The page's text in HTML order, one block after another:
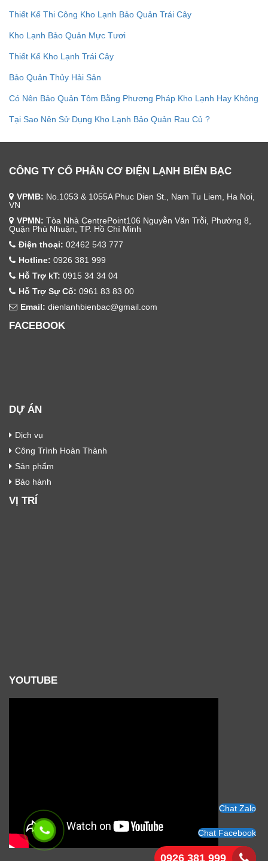
Thiết Kế Thi Công Kho Lạnh Bảo Quản Trái Cây
Kho Lạnh Bảo Quản Mực Tươi
Thiết Kế Kho Lạnh Trái Cây
Bảo Quản Thủy Hải Sản
Có Nên Bảo Quản Tôm Bằng Phương Pháp Kho Lạnh Hay Không
Tại Sao Nên Sử Dụng Kho Lạnh Bảo Quản Rau Củ ?
CÔNG TY CỔ PHẦN CƠ ĐIỆN LẠNH BIỂN BẠC
VPMB: No.1053 & 1055A Phuc Dien St., Nam Tu Liem, Ha Noi,
VN
VPMN: Tòa Nhà CentrePoint106 Nguyễn Văn Trỗi, Phường 8,
Quận Phú Nhuận, TP. Hồ Chí Minh
Điện thoại: 02462 543 777
Hotline: 0926 381 999
Hỗ Trợ kT: 0915 34 34 04
Hỗ Trợ Sự Cố: 0961 83 83 00
Email: dienlanhbienbac@gmail.com
FACEBOOK
DỰ ÁN
Dịch vụ
Công Trình Hoàn Thành
Sản phẩm
Bảo hành
VỊ TRÍ
YOUTUBE
Chat Zalo
Chat Facebook
0926 381 999